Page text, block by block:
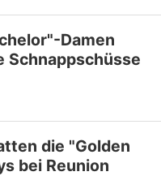
Damen
Schnappschüsse
die "Golden
bei Reunion